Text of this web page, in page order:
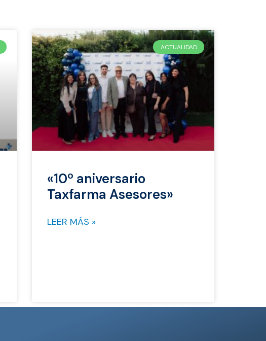
ACTUALIDAD
«10º aniversario
Taxfarma Asesores»
LEER MÁS »